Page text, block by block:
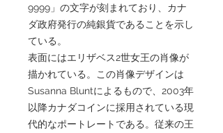
9999」の文字が刻まれており、カナ
ダ政府発行の純銀貨であることを示し
ている。
表面にはエリザベス2世女王の肖像が
描かれている。この肖像デザインは
Susanna Bluntによるもので、2003年
以降カナダコインに採用されている現
代的なポートレートである。従来の王